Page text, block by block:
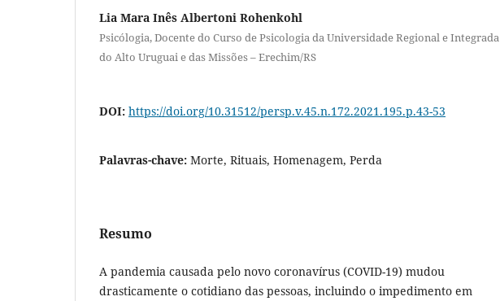
Lia Mara Inês Albertoni Rohenkohl
Psicólogia, Docente do Curso de Psicologia da Universidade Regional e Integrada
do Alto Uruguai e das Missões – Erechim/RS
DOI: https://doi.org/10.31512/persp.v.45.n.172.2021.195.p.43-53
Palavras-chave: Morte, Rituais, Homenagem, Perda
Resumo
A pandemia causada pelo novo coronavírus (COVID-19) mudou
drasticamente o cotidiano das pessoas, incluindo o impedimento em